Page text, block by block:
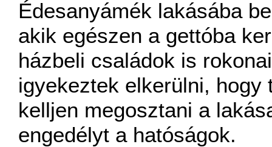
Édesanyámék lakásába
akik egészen a gettóba
házbeli családok is
igyekeztek elkerülni, hogy
kelljen megosztani a
engedélyt a hatóságok.